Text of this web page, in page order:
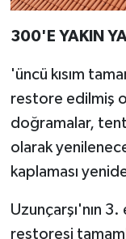
300'E YAKIN
'üncü kısım
restore edilmiş
doğramalar,
olarak
kaplaması
Uzunçarşı'nın 3.
restoresi